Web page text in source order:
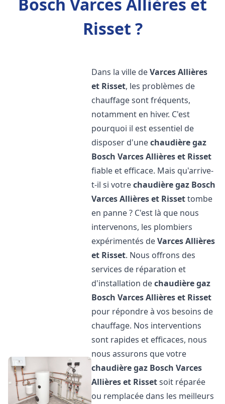
Risset ?
Dans la ville deVarces Allières
et Risset, les problèmes de
chauffage sont fréquents,
notamment en hiver. C'est
pourquoi il est essentiel de
disposer d'unechaudière gaz
Bosch Varces Allières et Risset
fiable et efficace. Mais qu'arrive-
t-il si votrechaudière gaz Bosch
Varces Allières et Rissettombe
en panne ? C'est là que nous
intervenons, les plombiers
expérimentés deVarces Allières
et Risset. Nous offrons des
services de réparation et
d'installation dechaudière gaz
Bosch Varces Allières et Risset
pour répondre à vos besoins de
chauffage. Nos interventions
sont rapides et efficaces, nous
nous assurons que votre
chaudière gaz Bosch Varces
Allières et Rissetsoit réparée
ou remplacée dans les meilleurs